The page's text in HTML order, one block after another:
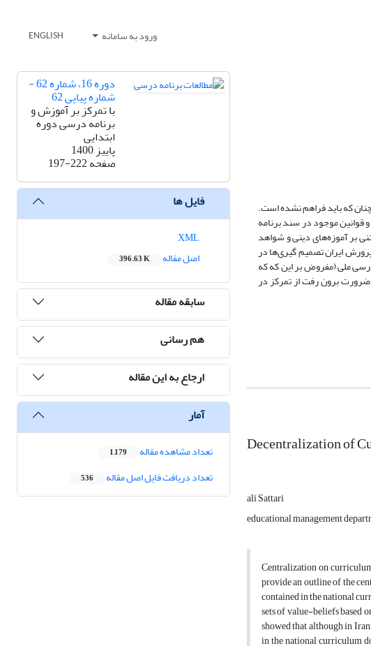
ورود به سامانه ENGLISH
که باید فراهم نشده است.
قوانین موجود در سند برنامه
بر آموزه‌های دینی و شواهد
ایران تصمیم گیری‌ها در
ملی (مفروض بر این که که
برون رفت از تمرکز در
Decentralization of
ali Sattari
educational management
Centralization on
provide an outline of the
contained in the national
sets of value-beliefs based
showed that although in
in the national curriculum
دوره 16، شماره 62 -
شماره پیاپی 62
با تمرکز بر آموزش و
برنامه درسی دوره
ابتدایی
پاییز 1400
صفحه197-222
فایل ها
اصل مقاله
396.63 K
سابقه مقاله
هم رسانی
ارجاع به این مقاله
آمار
تعداد مشاهده مقاله 1,179
تعداد دریافت فایل اصل مقاله 536